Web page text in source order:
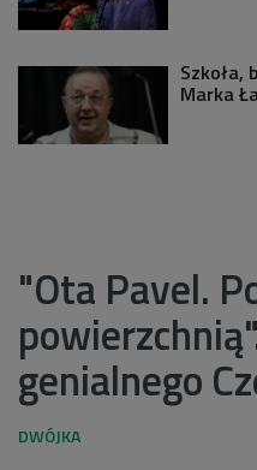
Szkoła,
Marka
"Ota Pavel.
genialnego